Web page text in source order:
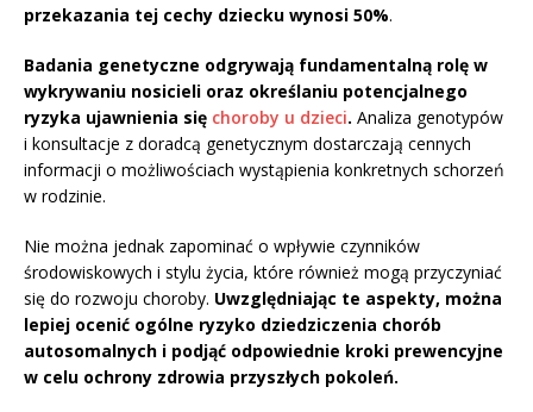
przekazania tej cechy dziecku wynosi 50%.
Badania genetyczne odgrywają fundamentalną rolę w
wykrywaniu nosicieli oraz określaniu potencjalnego
ryzyka ujawnienia się choroby u dzieci. Analiza genotypów
i konsultacje z doradcą genetycznym dostarczają cennych
informacji o możliwościach wystąpienia konkretnych schorzeń
w rodzinie.
Nie można jednak zapominać o wpływie czynników
środowiskowych i stylu życia, które również mogą przyczyniać
się do rozwoju choroby. Uwzględniając te aspekty, można
lepiej ocenić ogólne ryzyko dziedziczenia chorób
autosomalnych i podjąć odpowiednie kroki prewencyjne
w celu ochrony zdrowia przyszłych pokoleń.